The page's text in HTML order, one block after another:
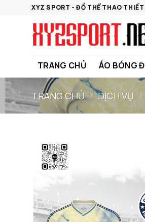
XYZ SPORT - ĐỒ THỂ THAO THIẾT
TRANG CHỦ ÁO BÓNG
TRANG CHỦ / DỊCH VỤ /